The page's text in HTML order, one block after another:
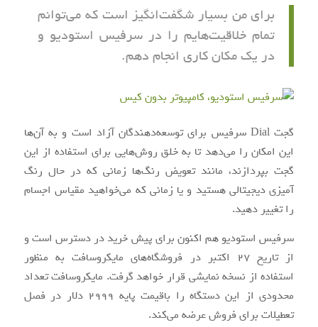
برای من بسیار شگفت‌انگیز است که می‌توانم
تمام خلاقیت‌هایم را در سرفیس استودیو و
در یک مکان کاری انجام دهم.
گجت Dial سرفیس برای توسعه‌دهندگان آزاد است و به آن‌ها
این امکان را می‌دهد تا به خلق روش‌هایی برای استفاده از این
گجت بپردازند، مانند تعویض رنگ‌ها زمانی که در حال رنگ
آمیزی دیجیتالی هستید و یا زمانی که می‌خواهید مقیاس اجسام
را تغییر دهید.
سرفیس استودیو هم‌ اکنون برای پیش ‌خرید در دسترس است و
از تاریخ ۲۷ اکتبر در فروشگاه‌های مایکروسافت به‌ منظور
استفاده از نسخه نمایشی قرار خواهد گرفت. مایکروسافت تعداد
محدودی از این دستگاه را باقیمت پایه ۲۹۹۹ دلار در فصل
تعطیلات برای فروش عرضه می‌کند.